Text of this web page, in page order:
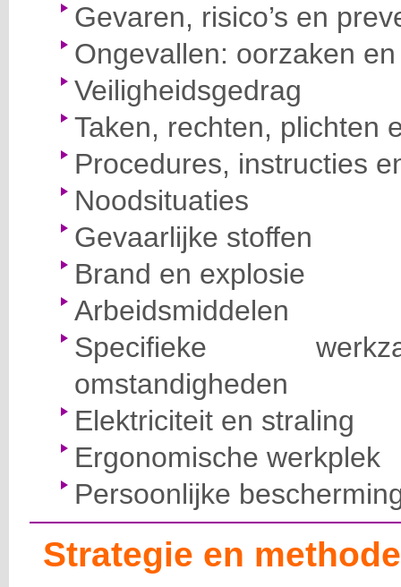
Gevaren, risico’s en
Ongevallen: oorzaken
Veiligheidsgedrag
Taken, rechten, plichten
Procedures, instructies
Noodsituaties
Gevaarlijke stoffen
Brand en explosie
Arbeidsmiddelen
Specifieke
omstandigheden
Elektriciteit en straling
Ergonomische werkplek
Persoonlijke
Strategie en